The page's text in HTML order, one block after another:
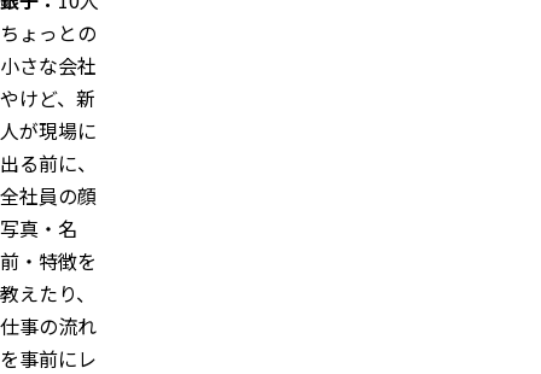
ちょっとの
小さな会社
やけど、新
人が現場に
出る前に、
全社員の顔
写真・名
前・特徴を
教えたり、
仕事の流れ
を事前にレ